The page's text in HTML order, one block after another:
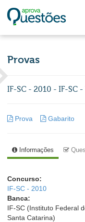
Provas
IF-SC - 2010 - IF-SC
Prova Gabarito
Informações
Concurso:
IF-SC - 2010
Banca:
IF-SC (Instituto Federal
Santa Catarina)